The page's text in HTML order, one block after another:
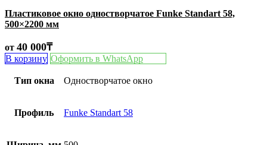
Пластиковое окно одностворчатое Funke Standart 58,
500×2200 мм
от 40 000₸
В корзину Оформить в WhatsApp
Тип окна Одностворчатое окно
Профиль Funke Standart 58